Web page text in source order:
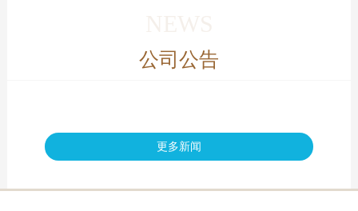
公司公告
更多新闻